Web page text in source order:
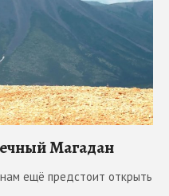
Магадан
ещё предстоит открыть